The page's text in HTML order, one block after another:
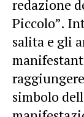
redazione
Piccolo”.
salita e gli
simbolo